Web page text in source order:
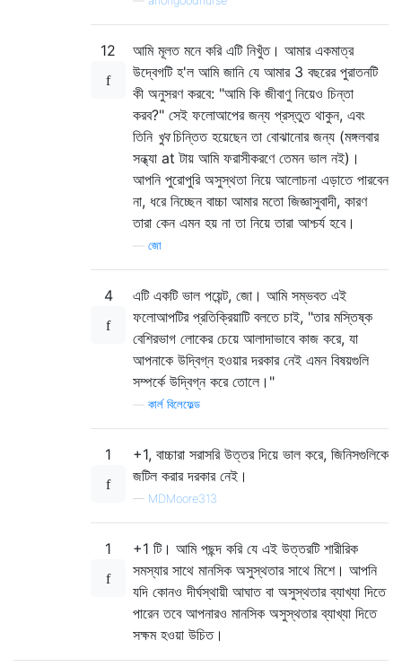
12
আমি মূলত মনে করি এটি নিখুঁত। আমার একমাত্র
উদ্বেগটি হ'ল আমি জানি যে আমার 3 বছরের পুরাতনটি
কী অনুসরণ করবে: "আমি কি জীবাণু নিয়েও চিন্তা
করব?" সেই ফলোআপের জন্য প্রস্তুত থাকুন, এবং
তিনি খুবচিন্তিত হয়েছেন তা বোঝানোর জন্য (মঙ্গলবার
সন্ধ্যা at টায় আমি ফরাসীকরণে তেমন ভাল নই)।
আপনি পুরোপুরি অসুস্থতা নিয়ে আলোচনা এড়াতে পারবেন
না, ধরে নিচ্ছেন বাচ্চা আমার মতো জিজ্ঞাসুবাদী, কারণ
তারা কেন এমন হয় না তা নিয়ে তারা আশ্চর্য হবে।
জো
4
এটি একটি ভাল পয়েন্ট, জো। আমি সম্ভবত এই
ফলোআপটির প্রতিক্রিয়াটি বলতে চাই, "তার মস্তিষ্ক
বেশিরভাগ লোকের চেয়ে আলাদাভাবে কাজ করে, যা
আপনাকে উদ্বিগ্ন হওয়ার দরকার নেই এমন বিষয়গুলি
সম্পর্কে উদ্বিগ্ন করে তোলে।"
কার্ল বিলেফেল্ড
1
+1, বাচ্চারা সরাসরি উত্তর দিয়ে ভাল করে, জিনিসগুলিকে
জটিল করার দরকার নেই।
— MDMoore313
1
+1 টি। আমি পছন্দ করি যে এই উত্তরটি শারীরিক
সমস্যার সাথে মানসিক অসুস্থতার সাথে মিশে। আপনি
যদি কোনও দীর্ঘস্থায়ী আঘাত বা অসুস্থতার ব্যাখ্যা দিতে
পারেন তবে আপনারও মানসিক অসুস্থতার ব্যাখ্যা দিতে
সক্ষম হওয়া উচিত।